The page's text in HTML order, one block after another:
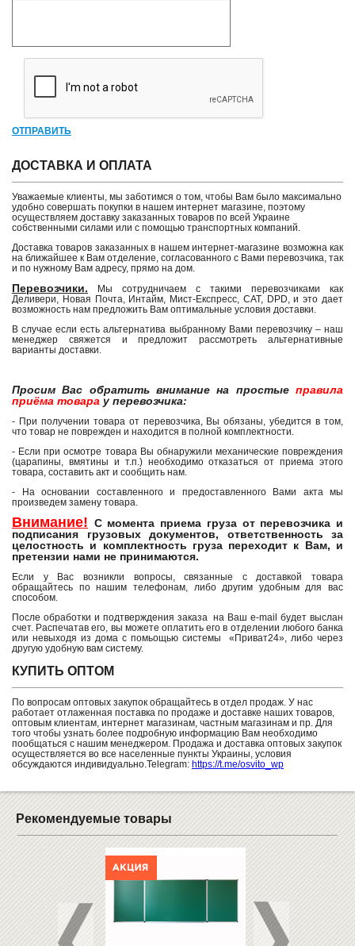
ОТПРАВИТЬ
ДОСТАВКА И ОПЛАТА
Уважаемые клиенты, мы заботимся о том, чтобы Вам было максимально
удобно совершать покупки в нашем интернет магазине, поэтому
осуществляем доставку заказанных товаров по всей Украине
собственными силами или с помощью транспортных компаний.
Доставка товаров заказанных в нашем интернет-магазине возможна как
на ближайшее к Вам отделение, согласованного с Вами перевозчика, так
и по нужному Вам адресу, прямо на дом.
Перевозчики. Мы сотрудничаем с такими перевозчиками как
Деливери, Новая Почта, Интайм, Мист-Експресс, САТ, DPD, и это дает
возможность нам предложить Вам оптимальные условия доставки.
В случае если есть альтернатива выбранному Вами перевозчику – наш
менеджер свяжется и предложит рассмотреть альтернативные
варианты доставки.
Просим Вас обратить внимание на простые правила
приёма товара у перевозчика:
- При получении товара от перевозчика, Вы обязаны, убедится в том,
что товар не поврежден и находится в полной комплектности.
- Если при осмотре товара Вы обнаружили механические повреждения
(царапины, вмятины и т.п.) необходимо отказаться от приема этого
товара, составить акт и сообщить нам.
- На основании составленного и предоставленного Вами акта мы
произведем замену товара.
Внимание! С момента приема груза от перевозчика и
подписания грузовых документов, ответственность за
целостность и комплектность груза переходит к Вам, и
претензии нами не принимаются.
Если у Вас возникли вопросы, связанные с доставкой товара
обращайтесь по нашим телефонам, либо другим удобным для вас
способом.
После обработки и подтверждения заказа на Ваш e-mail будет выслан
счет. Распечатав его, вы можете оплатить его в отделении любого банка
или невыходя из дома с помьощью системы «Приват24», либо через
другую удобную вам систему.
КУПИТЬ ОПТОМ
По вопросам оптовых закупок обращайтесь в отдел продаж. У нас
работает отлаженная поставка по продаже и доставке наших товаров,
оптовым клиентам, интернет магазинам, частным магазинам и пр. Для
того чтобы узнать более подробную информацию Вам необходимо
пообщаться с нашим менеджером. Продажа и доставка оптовых закупок
осуществляется во все населенные пункты Украины, условия
обсуждаются индивидуально.Telegram: https://t.me/osvito_wp
Рекомендуемые товары